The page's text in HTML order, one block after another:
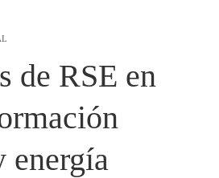
de RSE en
energía